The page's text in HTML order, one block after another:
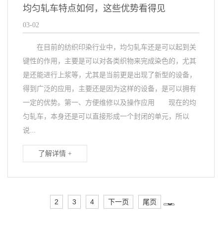
均匀轧车特点如何，这些优势看得见
03-02
在目前的纺织印染行业中，均匀轧车还是可以起到关
键性的作用，主要是可以对各类织物来完成染色的，尤其
是还能进行上浆等，尤其是当前更是出现了新型的设备，
得到广泛的应用，主要还是因为这样的设备，是可以拥有
一定的优势。第一、方便维修以及操作应用 现在的均
匀轧车，本身还是可以直接形成一个封闭的单元，所以
说...
了解详情 +
2 3 4 下一页 尾页